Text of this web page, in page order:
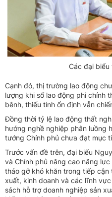
Các đại biểu
Cạnh đó, thị trường lao động
lượng khi số lao động phi chính
bênh, thiếu tính ổn định vẫn
Đồng thời tỷ lệ lao động thất
hướng nghề nghiệp phân luồng
tướng Chính phủ chưa đạt mục
Trước vấn đề trên, đại biểu
và Chính phủ nâng cao năng
tháo gỡ khó khăn trong tiếp
xuất, kinh doanh và các lĩnh
sách hỗ trợ doanh nghiệp sản